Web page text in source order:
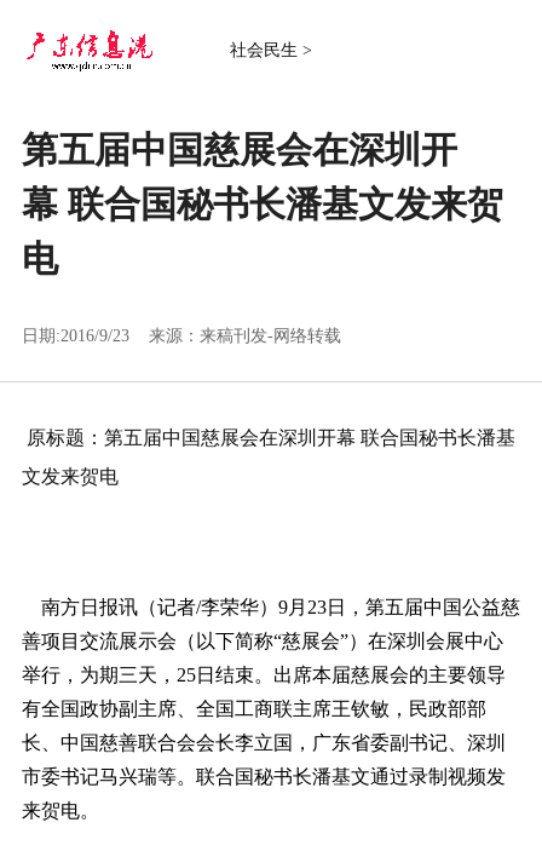
社会民生 >
第五届中国慈展会在深圳开
幕 联合国秘书长潘基文发来贺
电
日期:2016/9/23 来源： 来稿刊发-网络转载
原标题：第五届中国慈展会在深圳开幕 联合国秘书长潘基
文发来贺电
南方日报讯（记者/李荣华）9月23日，第五届中国公益慈
善项目交流展示会（以下简称“慈展会”）在深圳会展中心
举行，为期三天，25日结束。出席本届慈展会的主要领导
有全国政协副主席、全国工商联主席王钦敏，民政部部
长、中国慈善联合会会长李立国，广东省委副书记、深圳
市委书记马兴瑞等。联合国秘书长潘基文通过录制视频发
来贺电。